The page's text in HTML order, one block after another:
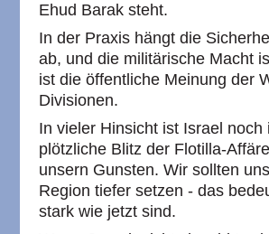
Ehud Barak steht.
In der Praxis hängt die
ab, und die militärische Macht
ist die öffentliche Meinung der
Divisionen.
In vieler Hinsicht ist Israel
plötzliche Blitz der Flotilla-
unsern Gunsten. Wir sollten
Region tiefer setzen - das
stark wie jetzt sind.